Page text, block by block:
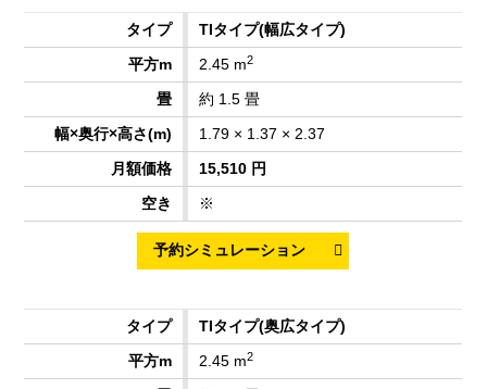
TIタイプ(幅広タイプ)
2.45 m2
約 1.5 畳
1.79 × 1.37 × 2.37
15,510 円
※
TIタイプ(奥広タイプ)
2.45 m2